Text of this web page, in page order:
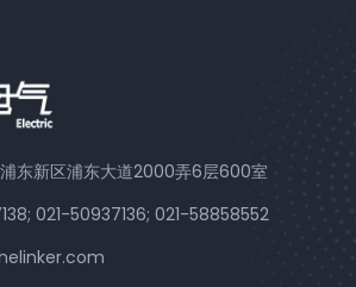
浦东新区浦东大道2000弄6层600室
021-50937136; 021-58858552